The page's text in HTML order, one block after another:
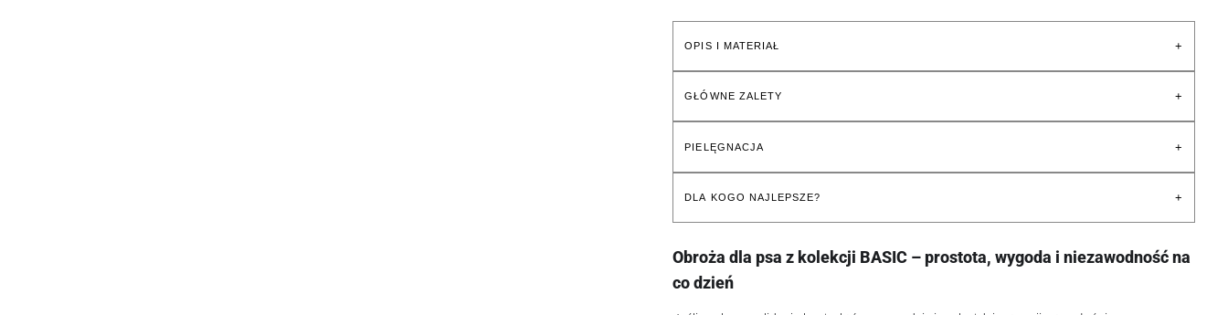
OPIS I MATERIAŁ +
GŁÓWNE ZALETY +
PIELĘGNACJA +
DLA KOGO NAJLEPSZE? +
Obroża dla psa z kolekcji BASIC – prostota, wygoda i niezawodność na
co dzień